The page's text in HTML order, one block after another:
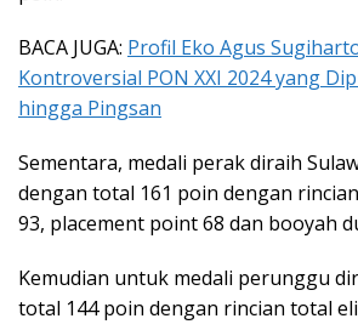
BACA JUGA: Profil Eko Agus
Kontroversial PON XXI 2024 yang
hingga Pingsan
Sementara, medali perak diraih
dengan total 161 poin dengan
93, placement point 68 dan booyah
Kemudian untuk medali perunggu
total 144 poin dengan rincian total